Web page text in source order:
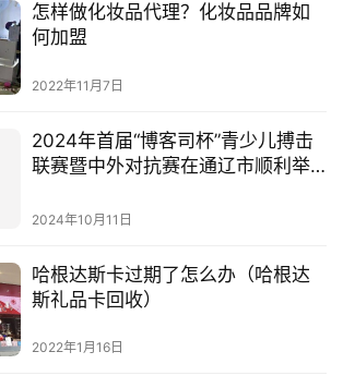
怎样做化妆品代理？化妆品品牌如
何加盟
2022年11月7日
2024年首届“博客司杯”青少儿搏击
联赛暨中外对抗赛在通辽市顺利举
2024年10月11日
哈根达斯卡过期了怎么办（哈根达
斯礼品卡回收）
2022年1月16日